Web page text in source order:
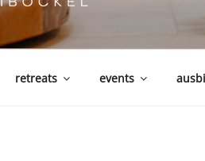
retreats events